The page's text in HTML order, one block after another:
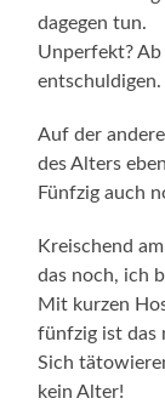
dagegen tun.
Unperfekt?
entschuldigen.
Auf der
des Alters
Fünfzig auch
Kreischend
das noch, ich
Mit kurzen
fünfzig ist das
Sich
kein Alter!